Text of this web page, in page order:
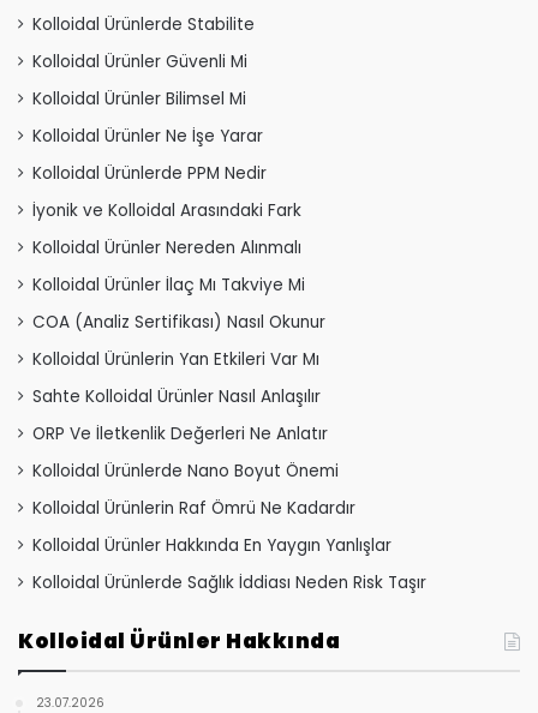
Kolloidal Ürünlerde Stabilite
Kolloidal Ürünler Güvenli Mi
Kolloidal Ürünler Bilimsel Mi
Kolloidal Ürünler Ne İşe Yarar
Kolloidal Ürünlerde PPM Nedir
İyonik ve Kolloidal Arasındaki Fark
Kolloidal Ürünler Nereden Alınmalı
Kolloidal Ürünler İlaç Mı Takviye Mi
COA (Analiz Sertifikası) Nasıl Okunur
Kolloidal Ürünlerin Yan Etkileri Var Mı
Sahte Kolloidal Ürünler Nasıl Anlaşılır
ORP Ve İletkenlik Değerleri Ne Anlatır
Kolloidal Ürünlerde Nano Boyut Önemi
Kolloidal Ürünlerin Raf Ömrü Ne Kadardır
Kolloidal Ürünler Hakkında En Yaygın Yanlışlar
Kolloidal Ürünlerde Sağlık İddiası Neden Risk Taşır
Kolloidal Ürünler Hakkında
23.07.2026